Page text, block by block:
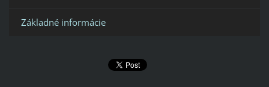
Základné informácie